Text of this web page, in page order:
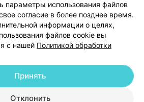
настройки cookie
персональных данных
УНП 191700409| 220012, Республика Беларусь,
Толбухина, 2, пом. 16 | help@103.by
параметры использования файлов
согласие в более позднее время.
информации о целях,
файлов cookie вы
с нашей Политикой обработки
Отклонить
Принять